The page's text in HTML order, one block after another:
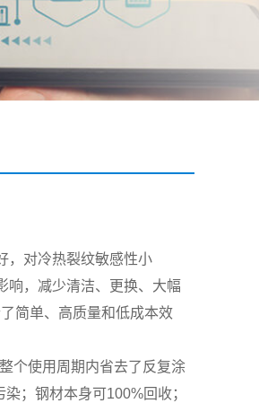
，对冷热裂纹敏感性小
响，减少清洁、更换、大幅
简单、高质量和低成本效
个使用周期内省去了反复涂
；钢材本身可100%回收；